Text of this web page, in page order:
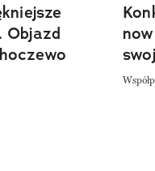
Objazd